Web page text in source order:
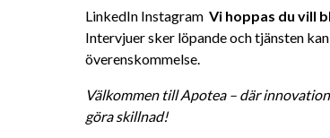
LinkedIn Instagram Vi hoppas du vill
Intervjuer sker löpande och tjänsten
överenskommelse.
Välkommen till Apotea – där
göra skillnad!